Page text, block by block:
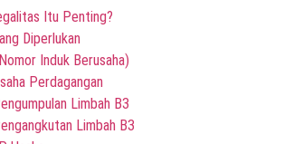
Itu Penting?
Diperlukan
Induk Berusaha)
Perdagangan
Limbah B3
Limbah B3